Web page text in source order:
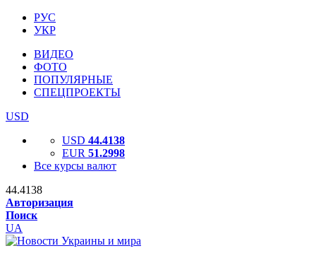
РУС
УКР
ВИДЕО
ФОТО
ПОПУЛЯРНЫЕ
СПЕЦПРОЕКТЫ
USD
USD 44.4138
EUR 51.2998
Все курсы валют
44.4138
Авторизация
Поиск
UA